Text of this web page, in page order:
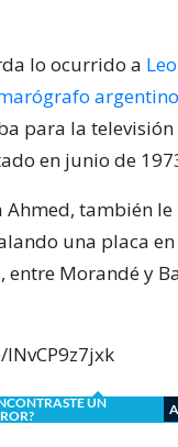
lo ocurrido a
argentino
para la televisión
en junio de
Ahmed, también
una placa
entre Morandé y
UN